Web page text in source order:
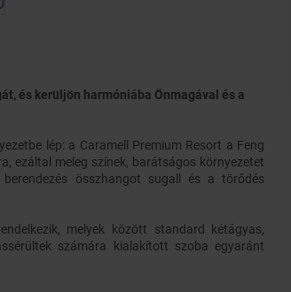
és kerüljön harmóniába Önmagával és a
lép: a Caramell Premium Resort a Feng
ezáltal meleg színek, barátságos környezetet
összhangot sugall és a törődés
melyek között standard kétágyas,
számára kialakított szoba egyaránt